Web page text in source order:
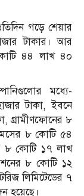
গড়ে শেয়ার
টাকার। আর
৪৪ লাখ ৪০
মধ্যে-
টাকা, ইবনে
গ্রামীণফোনের ৮
৮ কোটি ৫৪
৮ কোটি ১৭ লাখ
৮ কোটি ১২
লিমিটেডের ৭
হয়েছে।